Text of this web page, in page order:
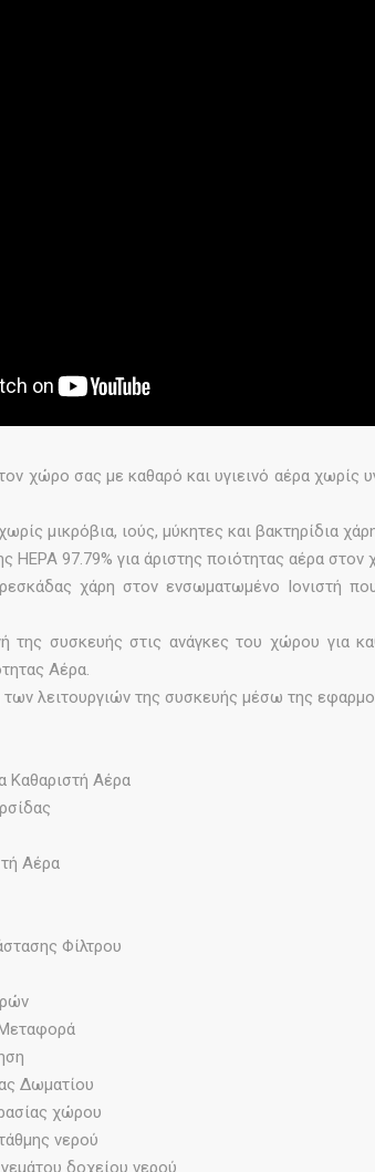
χώρο σας με καθαρό και υγιεινό αέρα χωρίς
μικρόβια, ιούς, μύκητες και βακτηρίδια
HEPA 97.79% για άριστης ποιότητας αέρα
χάρη στον ενσωματωμένο Ιονιστή
της συσκευής στις ανάγκες του χώρου για
Αέρα.
των λειτουργιών της συσκευής μέσω της
Καθαριστή Αέρα
Αέρα
Φίλτρου
Δωματίου
χώρου
νερού
δοχείου νερού